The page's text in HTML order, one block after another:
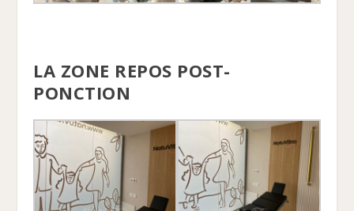
LA ZONE REPOS POST-
PONCTION